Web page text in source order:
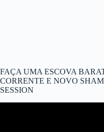
FAÇA UMA ESCOVA
CORRENTE E NOVO
SESSION